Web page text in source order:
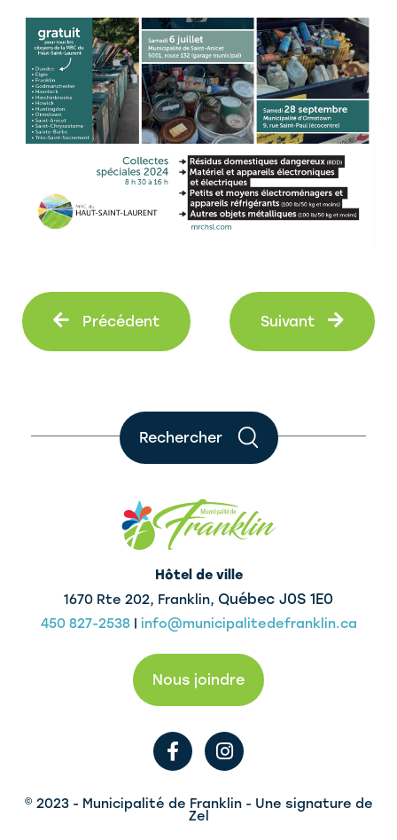
Précédent Suivant
Rechercher
F
a
e
I
n
t
Hôtel de ville
1670 Rte 202, Franklin, Québec J0S 1E0
450 827-2538| info@municipalitedefranklin.ca
Nous joindre
© 2023 - Municipalité de Franklin - Une signature de
Zel